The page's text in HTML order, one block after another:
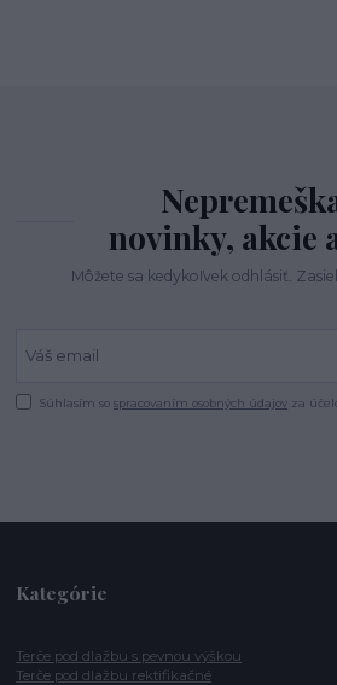
novinky, akcie
Môžete sa kedykoľvek odhlásiť.
Súhlasím sospracovaním osobných údajov za
Kategórie
Terče pod dlažbu s pevnou výškou
Terče pod dlažbu rektifikačné